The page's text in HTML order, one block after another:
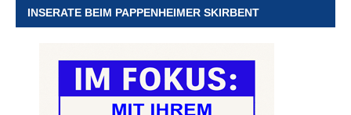
INSERATE BEIM PAPPENHEIMER SKIRBENT